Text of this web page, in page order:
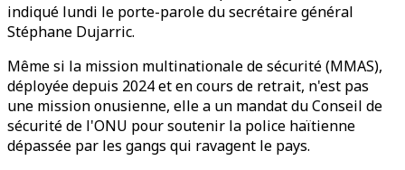
indiqué lundi le porte-parole du secrétaire général
Stéphane Dujarric.
Même si la mission multinationale de sécurité (MMAS),
déployée depuis 2024 et en cours de retrait, n'est pas
une mission onusienne, elle a un mandat du Conseil de
sécurité de l'ONU pour soutenir la police haïtienne
dépassée par les gangs qui ravagent le pays.